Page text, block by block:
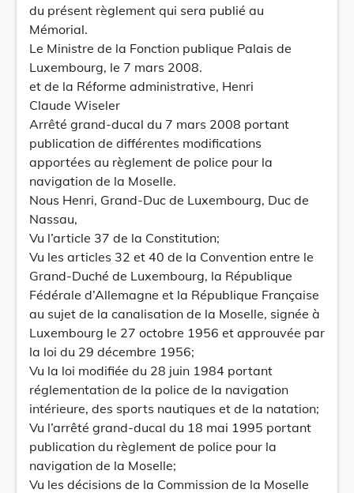
du présent règlement qui sera publié au
Mémorial.
Le Ministre de la Fonction publique Palais de
Luxembourg, le 7 mars 2008.
et de la Réforme administrative, Henri
Claude Wiseler
Arrêté grand-ducal du 7 mars 2008 portant
publication de différentes modifications
apportées au règlement de police pour la
navigation de la Moselle.
Nous Henri, Grand-Duc de Luxembourg, Duc de
Nassau,
Vu l’article 37 de la Constitution;
Vu les articles 32 et 40 de la Convention entre le
Grand-Duché de Luxembourg, la République
Fédérale d’Allemagne et la République Française
au sujet de la canalisation de la Moselle, signée à
Luxembourg le 27 octobre 1956 et approuvée par
la loi du 29 décembre 1956;
Vu la loi modifiée du 28 juin 1984 portant
réglementation de la police de la navigation
intérieure, des sports nautiques et de la natation;
Vu l’arrêté grand-ducal du 18 mai 1995 portant
publication du règlement de police pour la
navigation de la Moselle;
Vu les décisions de la Commission de la Moselle